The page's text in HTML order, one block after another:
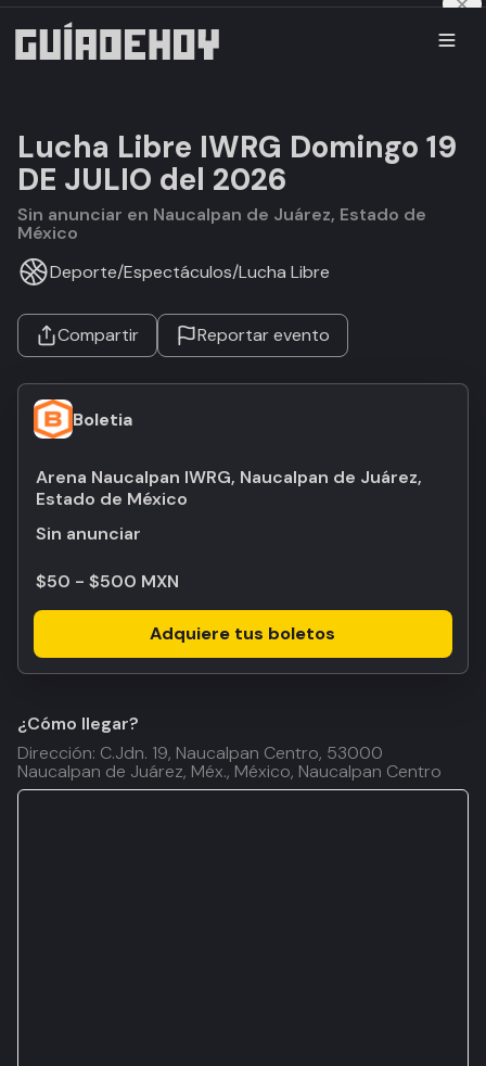
Lucha Libre IWRG Domingo 19
DE JULIO del 2026
Sin anunciar en Naucalpan de Juárez, Estado de
México
Deporte/Espectáculos/Lucha Libre
Compartir Reportar evento
Boletia
Arena Naucalpan IWRG, Naucalpan de Juárez,
Estado de México
Sin anunciar
$50 - $500 MXN
Adquiere tus boletos
¿Cómo llegar?
Dirección: C.Jdn. 19, Naucalpan Centro, 53000
Naucalpan de Juárez, Méx., México, Naucalpan Centro